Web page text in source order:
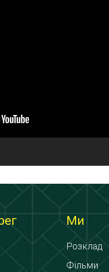
Ми
Розклад
Фільми